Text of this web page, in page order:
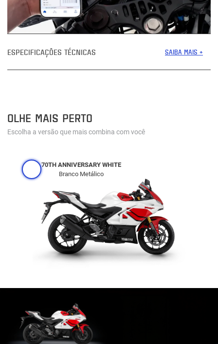
ESPECIFICAÇÕES TÉCNICAS SAIBA MAIS +
OLHE MAIS PERTO
Escolha a versão que mais combina com você
70TH ANNIVERSARY WHITE
Branco Metálico